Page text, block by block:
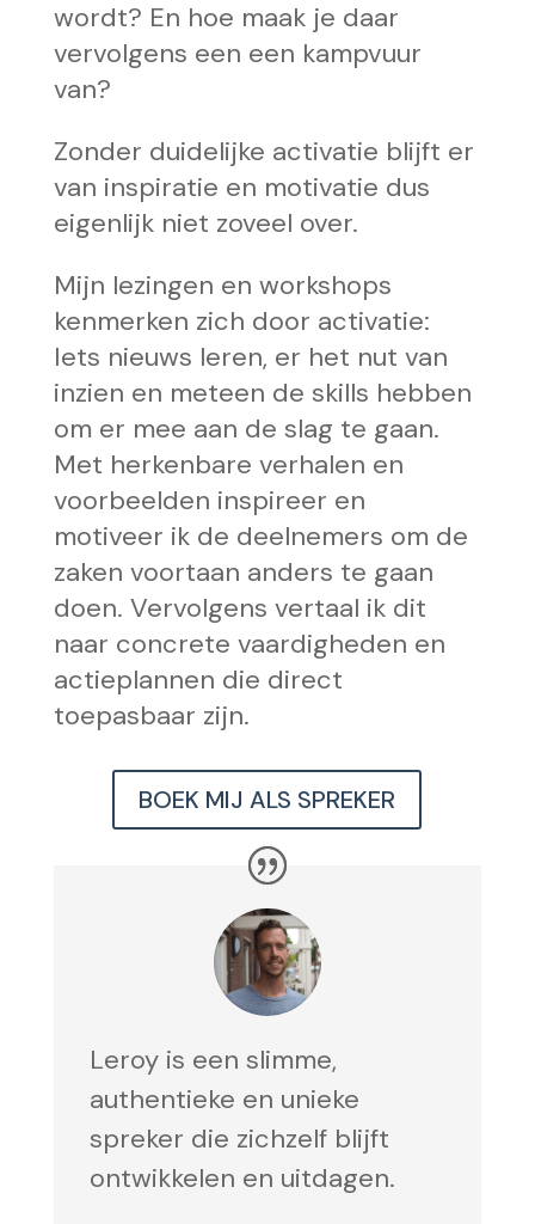
wordt? En hoe maak je daar
vervolgens een een kampvuur
van?
Zonder duidelijke activatie blijft er
van inspiratie en motivatie dus
eigenlijk niet zoveel over.
Mijn lezingen en workshops
kenmerken zich door activatie:
Iets nieuws leren, er het nut van
inzien en meteen de skills hebben
om er mee aan de slag te gaan.
Met herkenbare verhalen en
voorbeelden inspireer en
motiveer ik de deelnemers om de
zaken voortaan anders te gaan
doen. Vervolgens vertaal ik dit
naar concrete vaardigheden en
actieplannen die direct
toepasbaar zijn.
BOEK MIJ ALS SPREKER
Leroy is een slimme,
authentieke en unieke
spreker die zichzelf blijft
ontwikkelen en uitdagen.